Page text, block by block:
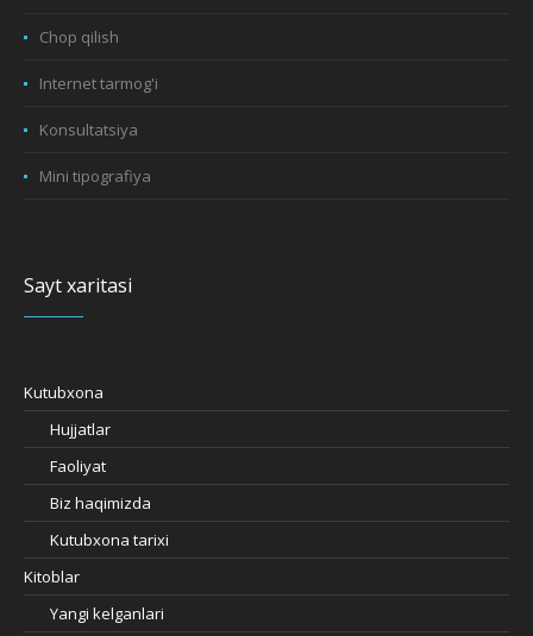
Chop qilish
Internet tarmog'i
Konsultatsiya
Mini tipografiya
Sayt xaritasi
Kutubxona
Hujjatlar
Faoliyat
Biz haqimizda
Kutubxona tarixi
Kitoblar
Yangi kelganlari